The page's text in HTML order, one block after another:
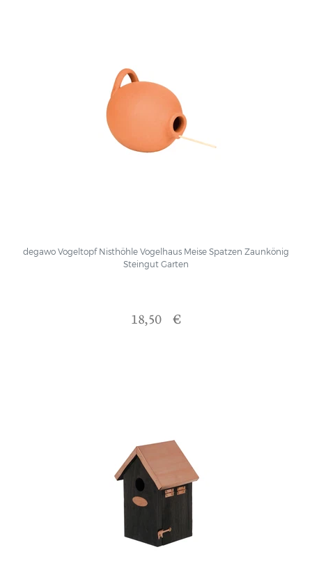
degawo Vogeltopf Nisthöhle Vogelhaus Meise Spatzen Zaunkönig
Steingut Garten
18,50 €